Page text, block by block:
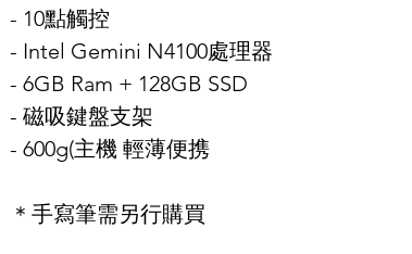
- 10點觸控
- Intel Gemini N4100處理器
- 6GB Ram + 128GB SSD
- 磁吸鍵盤支架
- 600g(主機 輕薄便携
＊手寫筆需另行購買